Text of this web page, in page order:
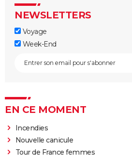
NEWSLETTERS
Voyage
Week-End
EN CE MOMENT
Incendies
Nouvelle canicule
Tour de France femmes